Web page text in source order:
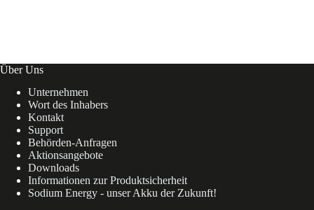
Über Uns
Unternehmen
Wort des Inhabers
Kontakt
Support
Behörden-Anfragen
Aktionsangebote
Downloads
Informationen zur Produktsicherheit
Sodium Energy - unser Akku der Zukunft!